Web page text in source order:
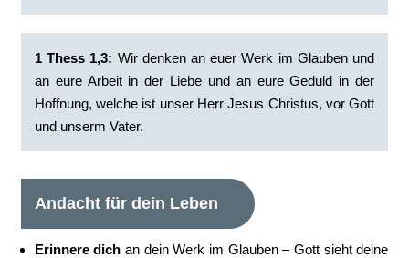
1 Thess 1,3: Wir denken an euer Werk im Glauben und
an eure Arbeit in der Liebe und an eure Geduld in der
Hoffnung, welche ist unser Herr Jesus Christus, vor Gott
und unserm Vater.
Andacht für dein Leben
Erinnere dich an dein Werk im Glauben – Gott sieht deine